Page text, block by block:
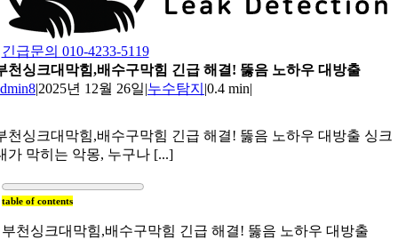
긴급문의 010-4233-5119
천싱크대막힘,배수구막힘 긴급 해결! 뚫음 노하우 대방출
|2025년 12월 26일|누수탐지 |0.4 min|
천싱크대막힘,배수구막힘 긴급 해결! 뚫음 노하우 대방출 싱크
가 막히는 악몽, 누구나 [...]
table of contents
부천싱크대막힘,배수구막힘 긴급 해결! 뚫음 노하우 대방출